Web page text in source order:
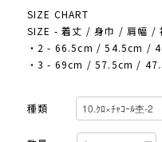
SIZE CHART
SIZE - 着丈 / 身巾 / 肩幅 /
・2 - 66.5cm / 54.5cm /
・3 - 69cm / 57.5cm /
種類